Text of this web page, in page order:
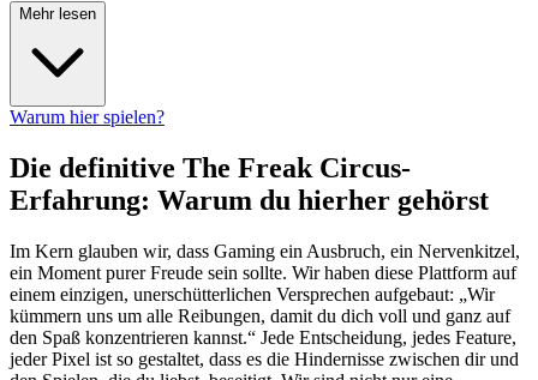
Mehr lesen
Warum hier spielen?
Die definitive The Freak Circus-
Erfahrung: Warum du hierher gehörst
Im Kern glauben wir, dass Gaming ein Ausbruch, ein Nervenkitzel,
ein Moment purer Freude sein sollte. Wir haben diese Plattform auf
einem einzigen, unerschütterlichen Versprechen aufgebaut: „Wir
kümmern uns um alle Reibungen, damit du dich voll und ganz auf
den Spaß konzentrieren kannst.“ Jede Entscheidung, jedes Feature,
jeder Pixel ist so gestaltet, dass es die Hindernisse zwischen dir und